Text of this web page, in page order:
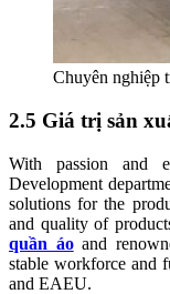
Chuyên nghiệp
2.5 Giá trị sản
With passion and
Development
solutions for the
and quality of
quần áoand
stable workforce and
and EAEU.